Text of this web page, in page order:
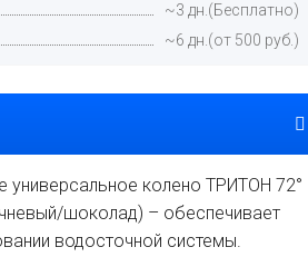
~3 дн.(Бесплатно)
~6 дн.(от 500 руб.)
универсальное колено ТРИТОН 72°
шоколад) – обеспечивает
водосточной системы.